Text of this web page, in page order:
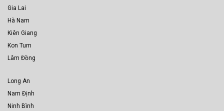
Gia Lai
Hà Nam
Kiên Giang
Kon Tum
Lâm Đồng
Long An
Nam Định
Ninh Bình